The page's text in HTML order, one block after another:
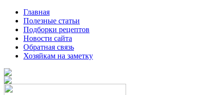
Главная
Полезные статьи
Подборки рецептов
Новости сайта
Обратная связь
Хозяйкам на заметку